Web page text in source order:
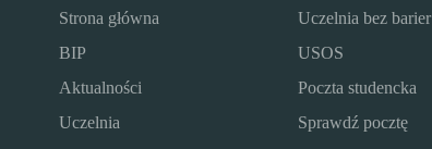
Strona główna
BIP
Aktualności
Uczelnia
Uczelnia bez barier
USOS
Poczta studencka
Sprawdź pocztę